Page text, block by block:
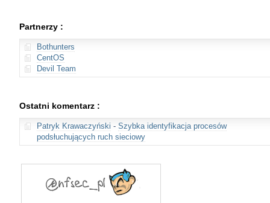
Partnerzy :
Bothunters
CentOS
Devil Team
Ostatni komentarz :
Patryk Krawaczyński - Szybka identyfikacja procesów
podsłuchujących ruch sieciowy